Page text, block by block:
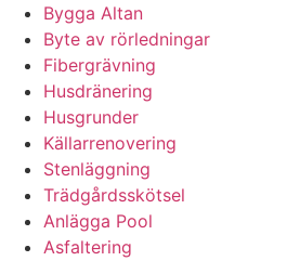
Bygga Altan
Byte av rörledningar
Fibergrävning
Husdränering
Husgrunder
Källarrenovering
Stenläggning
Trädgårdsskötsel
Anlägga Pool
Asfaltering